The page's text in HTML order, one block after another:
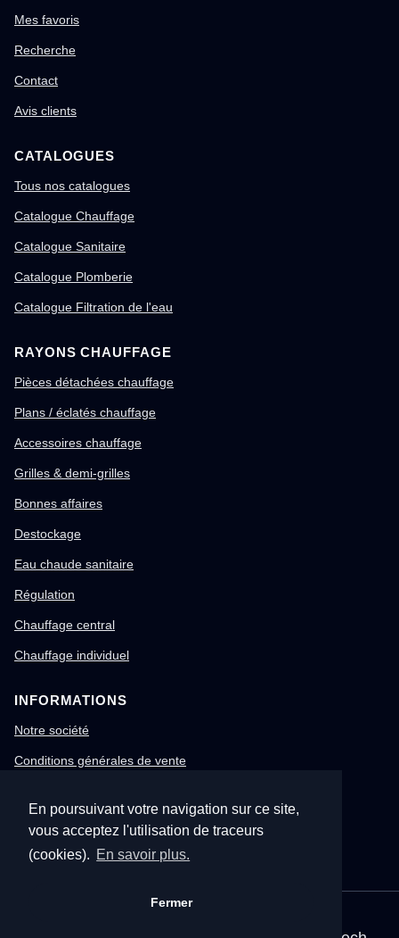
En poursuivant votre navigation sur ce site,
vous acceptez l'utilisation de traceurs
(cookies). En savoir plus.
Fermer
Mes favoris
Recherche
Contact
Avis clients
CATALOGUES
Tous nos catalogues
Catalogue Chauffage
Catalogue Sanitaire
Catalogue Plomberie
Catalogue Filtration de l'eau
RAYONS CHAUFFAGE
Pièces détachées chauffage
Plans / éclatés chauffage
Accessoires chauffage
Grilles & demi-grilles
Bonnes affaires
Destockage
Eau chaude sanitaire
Régulation
Chauffage central
Chauffage individuel
INFORMATIONS
Notre société
Conditions générales de vente
Gestion des cookies
Confidentialité & RGPD